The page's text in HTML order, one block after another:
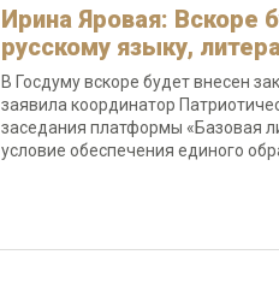
Ирина Яровая: Вскоре
русскому языку,
В Госдуму вскоре будет внесен
заявила координатор
заседания платформы «Базовая
условие обеспечения единого